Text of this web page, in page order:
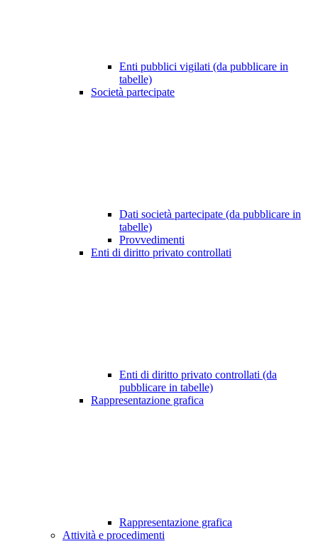
Enti pubblici vigilati (da pubblicare in
tabelle)
Società partecipate
Dati società partecipate (da pubblicare in
tabelle)
Provvedimenti
Enti di diritto privato controllati
Enti di diritto privato controllati (da
pubblicare in tabelle)
Rappresentazione grafica
Rappresentazione grafica
Attività e procedimenti